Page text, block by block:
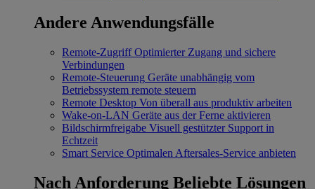
Andere Anwendungsfälle
Remote-Zugriff Optimierter Zugang und sichere
Verbindungen
Remote-Steuerung Geräte unabhängig vom
Betriebssystem remote steuern
Remote Desktop Von überall aus produktiv arbeiten
Wake-on-LAN Geräte aus der Ferne aktivieren
Bildschirmfreigabe Visuell gestützter Support in
Echtzeit
Smart Service Optimalen Aftersales-Service anbieten
Nach Anforderung Beliebte Lösungen